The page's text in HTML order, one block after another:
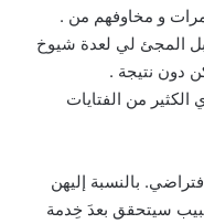
و مخاوفهم من .
المجئ لي لعدة شيوخ
دون نتيجة .
من الفتايات
بالنسبة إليهن
سيتحقق بعدَ خِدمة